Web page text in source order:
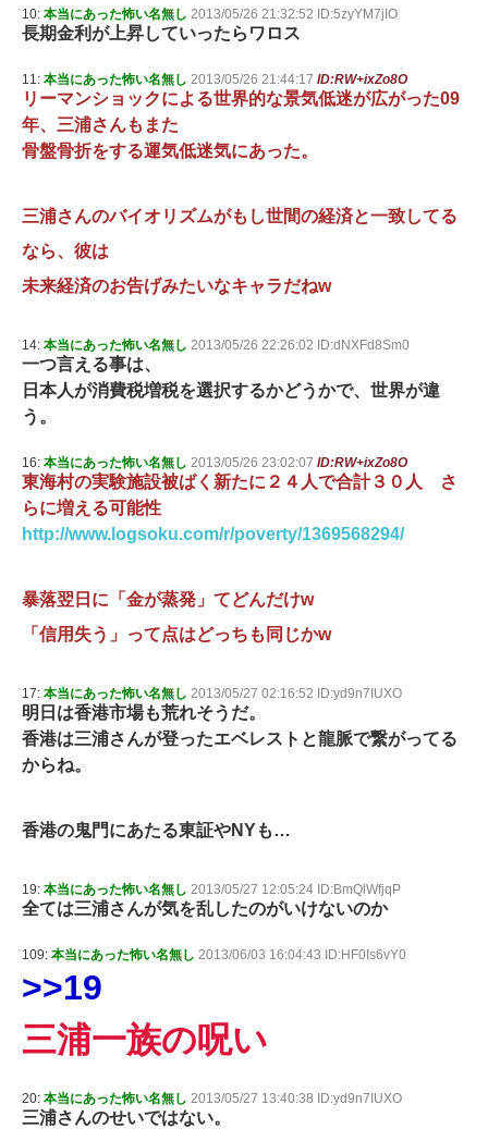
10: 本当にあった怖い名無し 2013/05/26 21:32:52 ID:5zyYM7jIO
長期金利が上昇していったらワロス
11: 本当にあった怖い名無し 2013/05/26 21:44:17 ID:RW+ixZo8O
リーマンショックによる世界的な景気低迷が広がった09
年、三浦さんもまた
骨盤骨折をする運気低迷気にあった。
三浦さんのバイオリズムがもし世間の経済と一致してる
なら、彼は
未来経済のお告げみたいなキャラだねw
14: 本当にあった怖い名無し 2013/05/26 22:26:02 ID:dNXFd8Sm0
一つ言える事は、
日本人が消費税増税を選択するかどうかで、世界が違
う。
16: 本当にあった怖い名無し 2013/05/26 23:02:07 ID:RW+ixZo8O
東海村の実験施設被ばく新たに２４人で合計３０人 さ
らに増える可能性
http://www.logsoku.com/r/poverty/1369568294/
暴落翌日に「金が蒸発」てどんだけw
「信用失う」って点はどっちも同じかw
17: 本当にあった怖い名無し 2013/05/27 02:16:52 ID:yd9n7IUXO
明日は香港市場も荒れそうだ。
香港は三浦さんが登ったエベレストと龍脈で繋がってる
からね。
香港の鬼門にあたる東証やNYも…
19: 本当にあった怖い名無し 2013/05/27 12:05:24 ID:BmQlWfjqP
全ては三浦さんが気を乱したのがいけないのか
109: 本当にあった怖い名無し 2013/06/03 16:04:43 ID:HF0Is6vY0
>>19
三浦一族の呪い
20: 本当にあった怖い名無し 2013/05/27 13:40:38 ID:yd9n7IUXO
三浦さんのせいではない。